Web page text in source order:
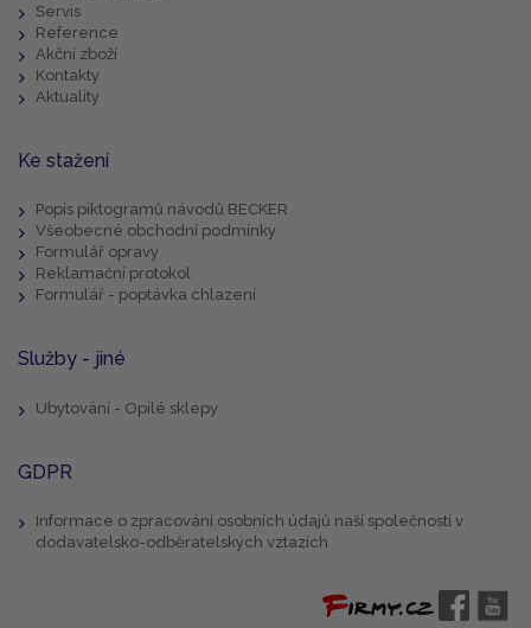
Servis
Reference
Akční zboží
Kontakty
Aktuality
Ke stažení
Popis piktogramů návodů BECKER
Všeobecné obchodní podmínky
Formulář opravy
Reklamační protokol
Formulář - poptávka chlazení
Služby - jiné
Ubytování - Opilé sklepy
GDPR
Informace o zpracování osobních údajů naší společností v
dodavatelsko-odběratelských vztazích